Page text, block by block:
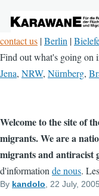
contact us |Berlin |
Find out what's going on
Jena, NRW, Nürnberg,
Welcome to the site of
migrants. We are a
migrants and antiracist
d'information de nous.
By kandolo , 22 July, 2005